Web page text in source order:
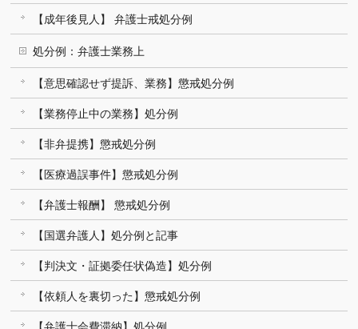
【成年後見人】 弁護士戒処分例
処分例：弁護士業務上
【意思確認せず提訴、業務】懲戒処分例
【業務停止中の業務】処分例
【非弁提携】懲戒処分例
【医療過誤事件】懲戒処分例
【弁護士報酬】 懲戒処分例
【国選弁護人】処分例と記事
【判決文・証拠委任状偽造】処分例
【依頼人を裏切った】懲戒処分例